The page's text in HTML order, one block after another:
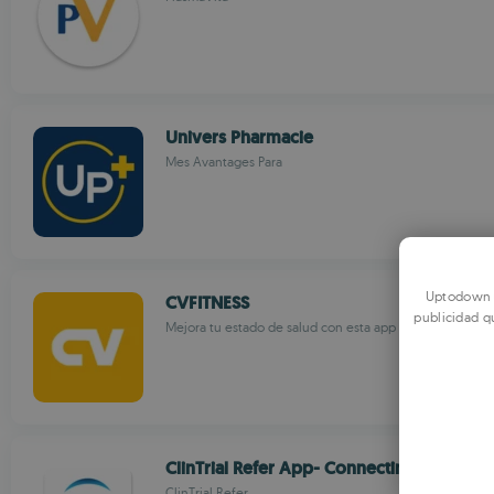
Univers Pharmacie
Mes Avantages Para
CVFITNESS
Mejora tu estado de salud con esta app
ClinTrial Refer App- Connectin
Uptodown
publicidad